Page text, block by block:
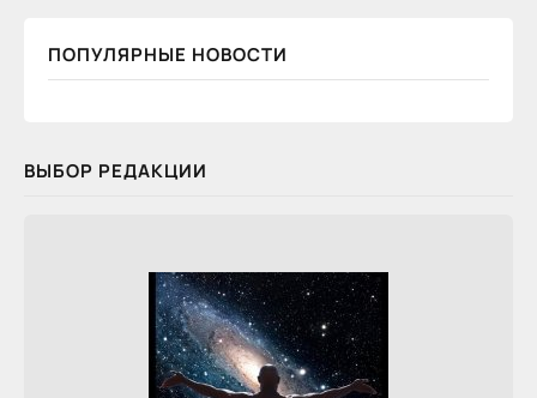
ПОПУЛЯРНЫЕ НОВОСТИ
ВЫБОР РЕДАКЦИИ